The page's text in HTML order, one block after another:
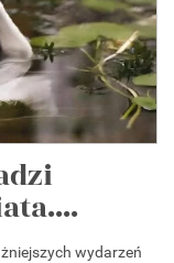
wydarzeń